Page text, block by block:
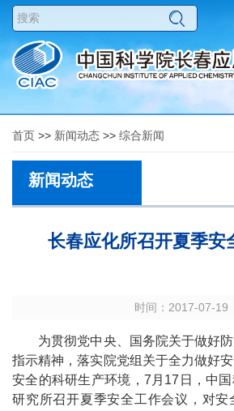
首页 >> 新闻动态 >> 综合新闻
新闻动态
长春应化所召开夏季安
时间：2017-07-19
为贯彻党中央、国务院关于做好
指示精神，落实院党组关于全力做好
安全的科研生产环境， 7月 17 日，中
研究所召开夏季安全工作会议，对安